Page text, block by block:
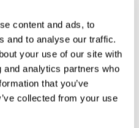
content and ads, to
and to analyse our traffic.
your use of our site with
analytics partners who
that you’ve
collected from your use
hat.
ob ein Patient fähig ist alleine
: Um zu wissen, ob ein
und sicher auszuführen.
dieser kognitiven
Wisconsin Card Sorting
of Attention (TOVA), den